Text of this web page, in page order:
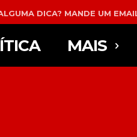
DICA? MANDE UM EMAIL
MAIS